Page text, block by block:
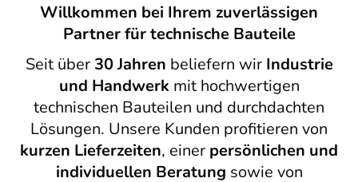
Willkommen bei Ihrem zuverlässigen
Partner für technische Bauteile
Seit über 30 Jahren beliefern wir Industrie
und Handwerk mit hochwertigen
technischen Bauteilen und durchdachten
Lösungen. Unsere Kunden profitieren von
kurzen Lieferzeiten, einer persönlichen und
individuellen Beratung sowie von